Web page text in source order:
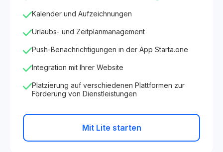
Kalender und Aufzeichnungen
Urlaubs- und Zeitplanmanagement
Push-Benachrichtigungen in der App Starta.one
Integration mit Ihrer Website
Platzierung auf verschiedenen Plattformen zur
Förderung von Dienstleistungen
Mit Lite starten